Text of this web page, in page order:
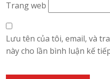
Trang web
Lưu tên của tôi, email, và
này cho lần bình luận kế